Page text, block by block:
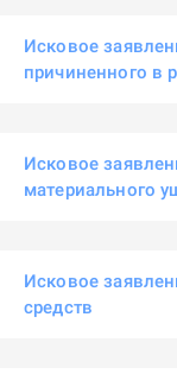
Исковое
причиненного в
Исковое
материального
Исковое
средств